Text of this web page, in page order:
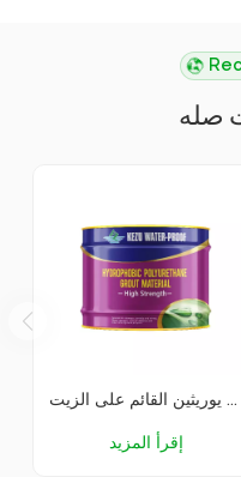
صله
عامل توصيل البولي يوريثين القائم على الزيت KEZU
إقرأ المزيد